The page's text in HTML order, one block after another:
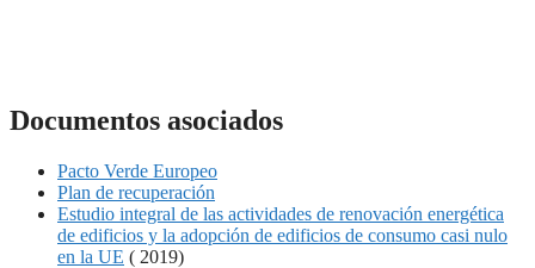
Documentos asociados
Pacto Verde Europeo
Plan de recuperación
Estudio integral de las actividades de renovación energética
de edificios y la adopción de edificios de consumo casi nulo
en la UE ( 2019)